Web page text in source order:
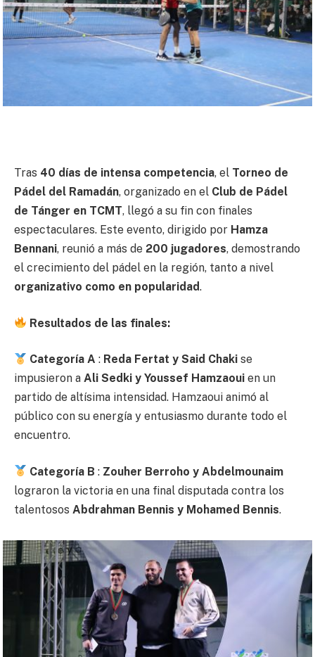
Tras 40 días de intensa competencia, el Torneo de
Pádel del Ramadán, organizado en el Club de Pádel
de Tánger en TCMT, llegó a su fin con finales
espectaculares. Este evento, dirigido por Hamza
Bennani, reunió a más de 200 jugadores, demostrando
el crecimiento del pádel en la región, tanto a nivel
organizativo como en popularidad.
Resultados de las finales:
Categoría A : Reda Fertat y Said Chaki se
impusieron a Ali Sedki y Youssef Hamzaoui en un
partido de altísima intensidad. Hamzaoui animó al
público con su energía y entusiasmo durante todo el
encuentro.
Categoría B : Zouher Berroho y Abdelmounaim
lograron la victoria en una final disputada contra los
talentosos Abdrahman Bennis y Mohamed Bennis.